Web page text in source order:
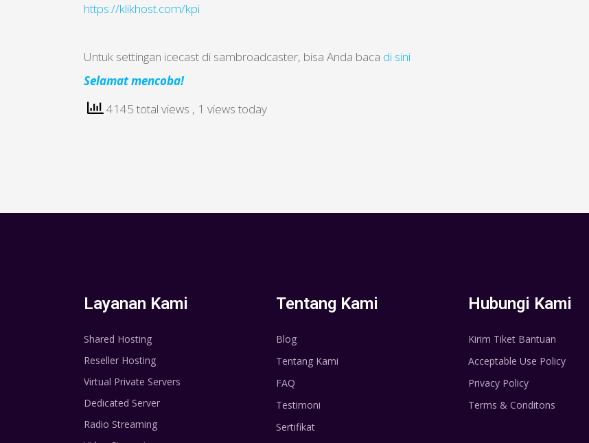
https://klikhost.com/kpi
Untuk settingan icecast di sambroadcaster, bisa Anda baca di sini
Selamat mencoba!
4145 total views , 1 views today
Layanan Kami
Shared Hosting
Reseller Hosting
Virtual Private Servers
Dedicated Server
Radio Streaming
Tentang Kami
Blog
Tentang Kami
FAQ
Testimoni
Sertifikat
Hubungi Kami
Kirim Tiket Bantuan
Acceptable Use Policy
Privacy Policy
Terms & Conditons